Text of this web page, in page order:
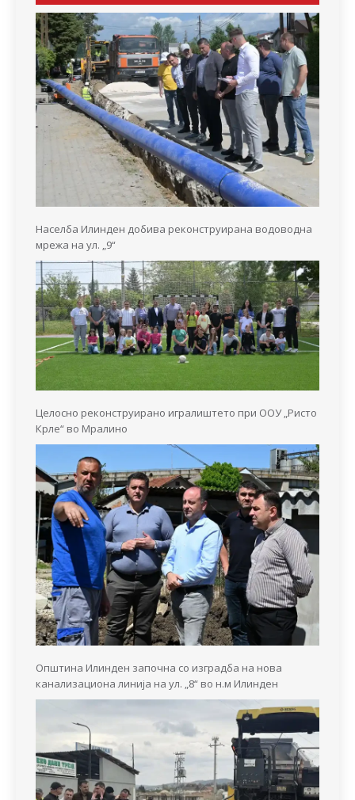
Населба Илинден добива реконструирана водоводна
мрежа на ул. „9“
Целосно реконструирано игралиштето при ООУ „Ристо
Крле“ во Мралино
Општина Илинден започна со изградба на нова
канализациона линија на ул. „8“ во н.м Илинден